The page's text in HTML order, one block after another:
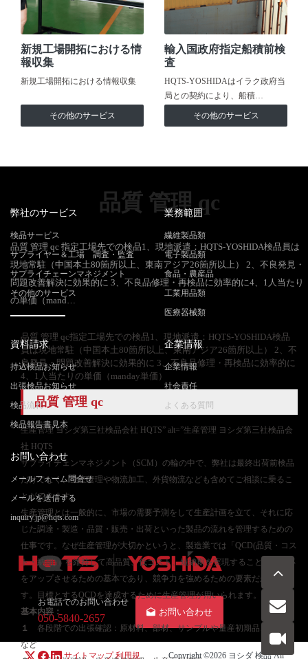
新規工場開拓における情
報収集
新規工場開拓における情報収集
その他のサービス
輸入国政府指定船積前検
査
HQTS-YOSHIDAはイラク政府当
局との契約により、船積…
その他のサービス
品質 管理 qc
品質 管理 qc 指定工場先での検品1、現地派遣：HQTS-YOSHIDA検品員は
現地常駐（中国本土80箇所以上、東南アジア26箇所以上） 2、不良発見・
問題改善解決に効果的に 3、不良品修理・再検品に効率的に4、1人当たり
の単価（mand…
品質 管理 qc指定工場先での検品1、現地派遣：HQTS-YOSHIDA検品
員は現地常駐（中国本土80箇所以上、東南アジア26箇所以上） 2、不
良発見・問題改善解決に効果的に 3、不良品修理・再検品に効率的に
4、1人当たりの単価（manday単価）
品質 管理 qc
生産管理 ヨシダ第三社検品会社 HQTS” alt=”生産管理 ヨシダ第三社検品会
社 HQTS
サプライチェンマネジメント（SCM）の輪の中で、弊社は最終出荷前検品
だけでなく、生産管理や物流加工、外貨物流なども含めてご相談に乗るこ
とができます。
生産管理とは一般的に、市場の需要予測をして生産計画を立て、それに応
じた調達・製造・品質・販売・出荷といった製品の流れを管理するための
仕事です。なぜ生産管理が大切かというと、製造業では「QCD(品質・コス
ト・納期)」を維持して高品質、低コスト、短納期を実現することが利益率
をアップさせるための基本であり、競争力を強めるための要素だからで
す。目標とするQCDを達成するために生産管理が用いられます。
基本内容：
１
各段階での出張確認：原材料、部材、サンプルや量産初期品、量産品
など
弊社のサービス
検品サービス
サプライヤー＆工場 調査・監査
サプライチェーンマネジメント
その他のサービス
業務範囲
繊維製品類
電子製品類
食品・農産品
工業用品類
医療器械類
資料請求
持込検品お知らせ
出張検品お知らせ
検品流れ
検品報告書見本
企業情報
企業情報
社会責任
よくある質問
お問い合わせ
メールフォーム問合せ
メールを送信する
inquiry.jp@hqts.com
お電話でのお問い合わせ
050-5840-2657
お問い合わせ
サイトマップ 利用規 Copyright ©2026 ヨシダ 検品All